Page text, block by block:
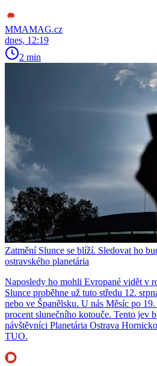
MMAMAG.cz
dnes, 12:19
2 min
Zatmění Slunce se blíží. Sledovat ho
ostravského planetária
Naposledy ho mohli Evropané vidět v
Slunce proběhne už tuto středu 12.
nebo ve Španělsku. U nás Měsíc po
procent slunečního kotouče. Tento jev
návštěvníci Planetária Ostrava
TUO.